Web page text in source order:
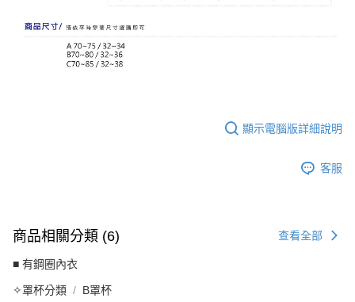
顯示電腦版詳細說明
客服
商品相關分類 (6) 查看全部
■ 有鋼圈內衣
✧罩杯分類 B罩杯